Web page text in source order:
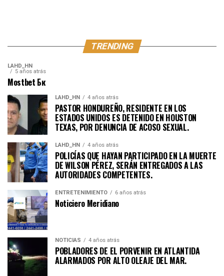
TRENDING
LAHD_HN
5 años atrás
Mostbet Бк
LAHD_HN 4 años atrás
PASTOR HONDUREÑO, RESIDENTE EN LOS
ESTADOS UNIDOS ES DETENIDO EN HOUSTON
TEXAS, POR DENUNCIA DE ACOSO SEXUAL.
LAHD_HN 4 años atrás
POLICÍAS QUE HAYAN PARTICIPADO EN LA MUERTE
DE WILSON PÉREZ, SERÁN ENTREGADOS A LAS
AUTORIDADES COMPETENTES.
ENTRETENIMIENTO 6 años atrás
Noticiero Meridiano
NOTICIAS 4 años atrás
POBLADORES DE EL PORVENIR EN ATLANTIDA
ALARMADOS POR ALTO OLEAJE DEL MAR.